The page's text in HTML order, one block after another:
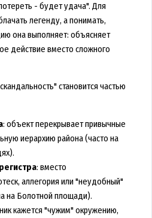
- будет удача". Для
легенду, а понимать,
она выполняет: объясняет
действие вместо сложного
становится частью
: объект перекрывает привычные
иерархию района (часто на
: вместо
аллегория или "неудобный"
на Болотной площади).
кажется "чужим" окружению,